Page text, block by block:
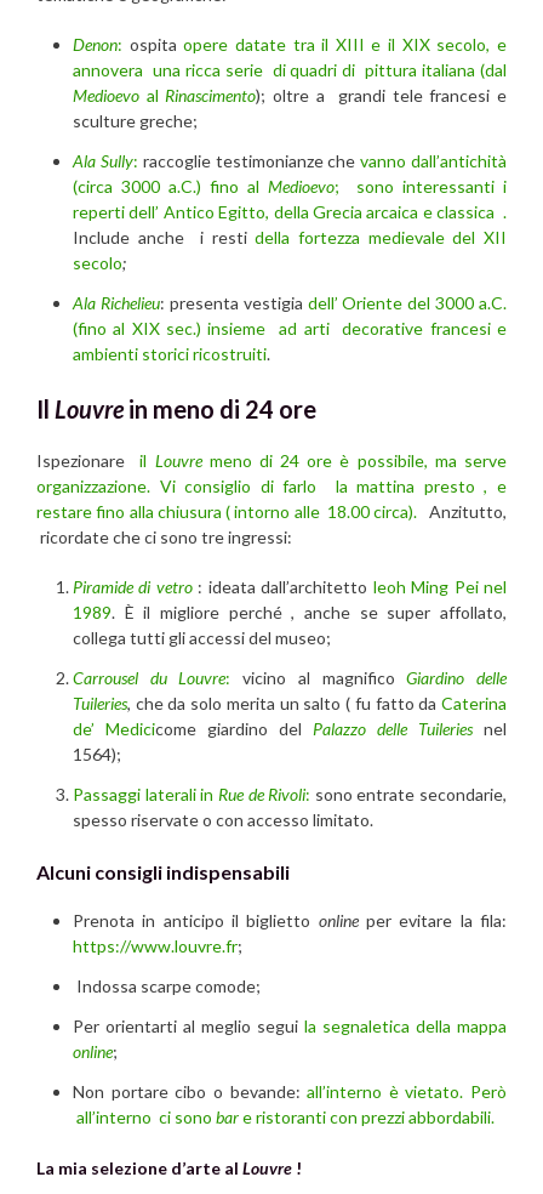
Denon: ospitaopere datate tra il XIII e il XIX secolo, e
annovera una ricca serie di quadri di pittura italiana (dal
Medioevo alRinascimento); oltre a grandi tele francesi e
sculture greche;
Ala Sully: raccoglie testimonianze chevanno dall’antichità
(circa 3000 a.C.) fino al Medioevo; sono interessanti i
reperti dell’ Antico Egitto, della Grecia arcaica e classica .
Include anche i restidella fortezza medievale del XII
secolo;
Ala Richelieu: presenta vestigia dell’ Oriente del 3000 a.C.
(fino al XIX sec.) insieme ad arti decorative francesi e
ambienti storici ricostruiti.
Il Louvrein meno di 24 ore
Ispezionareil Louvre meno di 24 ore è possibile, ma serve
organizzazione. Vi consiglio di farlo la mattina presto , e
restare fino alla chiusura ( intorno alle 18.00 circa). Anzitutto,
ricordate che ci sono tre ingressi:
Piramide di vetro: ideata dall’architetto leoh Ming Pei nel
1989. È il migliore perché , anche se super affollato,
collega tutti gli accessi del museo;
Carrousel du Louvre: vicino al magnificoGiardino delle
Tuileries, che da solo merita un salto ( fu fatto da Caterina
de’ Medicicome giardino del Palazzo delle Tuileriesnel
1564);
Passaggi laterali in Rue de Rivoli: sono entrate secondarie,
spesso riservate o con accesso limitato.
Alcuni consigli indispensabili
Prenota in anticipo il biglietto onlineper evitare la fila:
https://www.louvre.fr;
Indossa scarpe comode;
Per orientarti al meglio segui la segnaletica della mappa
online;
Non portare cibo o bevande:all’interno è vietato. Però
all’interno ci sono bare ristoranti con prezzi abbordabili.
La mia selezione d’arte al Louvre !